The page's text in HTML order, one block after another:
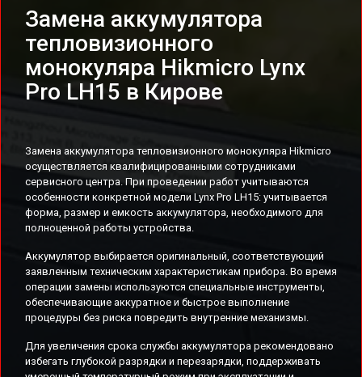
Замена аккумулятора
тепловизионного
монокуляра Hikmicro Lynx
Pro LH15 в Кирове
Замена аккумулятора тепловизионного монокуляра Hikmicro
осуществляется квалифицированными сотрудниками
сервисного центра. При проведении работ учитываются
особенности конкретной модели Lynx Pro LH15: учитывается
форма, размер и емкость аккумулятора, необходимого для
полноценной работы устройства.
Аккумулятор выбирается оригинальный, соответствующий
заявленным техническим характеристикам прибора. Во время
операции замены используются специальные инструменты,
обеспечивающие аккуратное и быстрое выполнение
процедуры без риска повредить внутренние механизмы.
Для увеличения срока службы аккумулятора рекомендовано
избегать глубокой разрядки и перезарядки, поддерживать